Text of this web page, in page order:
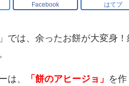
Facebook はてブ
では、余ったお餅が大変身
は、 「餅のアヒージョ」 を